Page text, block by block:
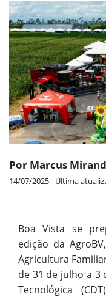
Por Marcus
14/07/2025 - Última
Boa Vista se
edição da
Agricultura
de 31 de julho a 3
Tecnológica